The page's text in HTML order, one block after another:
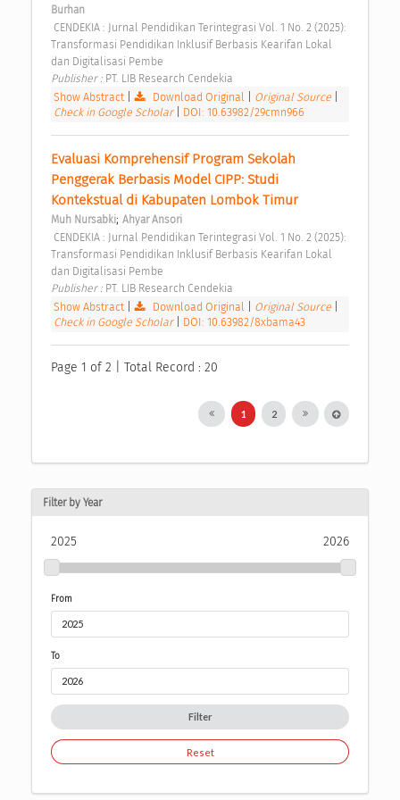
Burhan
Transformasi Pendidikan Inklusif Berbasis Kearifan Lokal
dan Digitalisasi Pembe
Publisher : PT. LIB Research Cendekia
Show Abstract| Download Original Original Source
Check in Google Scholar
DOI: 10.63982/29cmn966
Evaluasi Komprehensif Program Sekolah
Penggerak Berbasis Model CIPP: Studi
Kontekstual di Kabupaten Lombok Timur
Muh Nursabki; Ahyar Ansori
Transformasi Pendidikan Inklusif Berbasis Kearifan Lokal
dan Digitalisasi Pembe
Publisher : PT. LIB Research Cendekia
Show Abstract| Download Original Original Source
Check in Google Scholar
DOI: 10.63982/8xbama43
Page 1 of 2 | Total Record : 20
1 2
Filter by Year
2025 2026
From
To
Filter
Reset